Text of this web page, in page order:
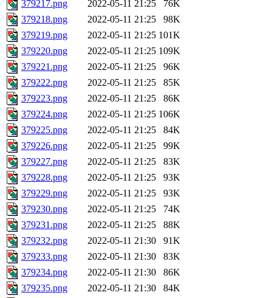
379217.png 2022-05-11 21:25
76K
379218.png
2022-05-11 21:25
98K
379219.png
2022-05-11 21:25 101K
379220.png
2022-05-11 21:25 109K
379221.png
2022-05-11 21:25
96K
379222.png
2022-05-11 21:25
85K
379223.png
2022-05-11 21:25
86K
379224.png
2022-05-11 21:25 106K
379225.png
2022-05-11 21:25
84K
379226.png
2022-05-11 21:25
99K
379227.png
2022-05-11 21:25
83K
379228.png
2022-05-11 21:25
93K
379229.png
2022-05-11 21:25
93K
379230.png
2022-05-11 21:25
74K
379231.png
2022-05-11 21:25
88K
379232.png
2022-05-11 21:30
91K
379233.png
2022-05-11 21:30
83K
379234.png
2022-05-11 21:30
86K
379235.png
2022-05-11 21:30
84K